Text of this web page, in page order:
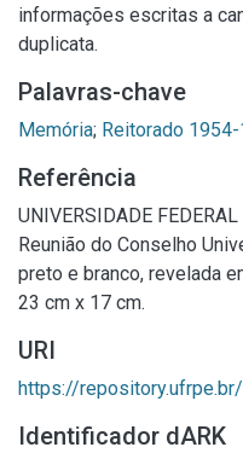
informações escritas a
duplicata.
Palavras-chave
Memória; Reitorado
Referência
UNIVERSIDADE
Reunião do Conselho
preto e branco, revelada
23 cm x 17 cm.
URI
https://
Identificador dARK